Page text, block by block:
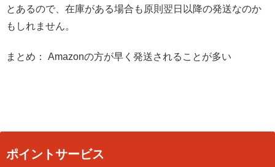
とあるので、在庫がある場合も原則翌日以降の発送なのか
もしれません。
まとめ： Amazonの方が早く発送されることが多い
ポイントサービス